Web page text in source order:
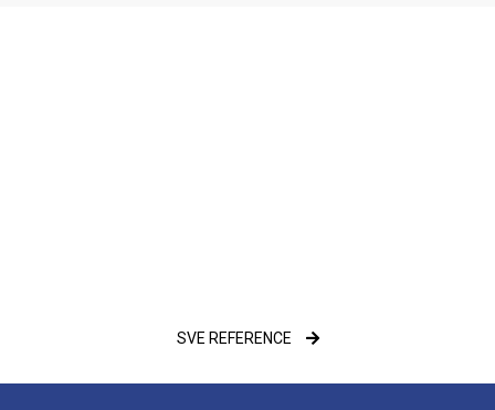
SVE REFERENCE